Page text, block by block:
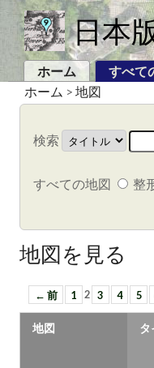
日本
ホーム すべて
ホーム > 地図
検索
すべての地図 整
地図を見る
← 前 1 2 3 4 5
地図 タ